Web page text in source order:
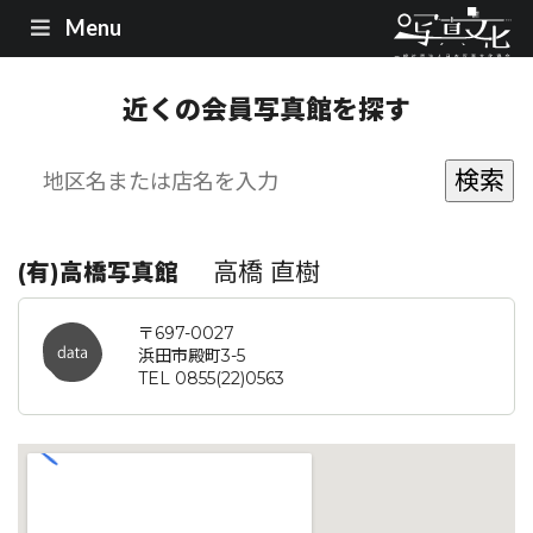
Menu
近くの会員写真館を探す
(有)高橋写真館 高橋 直樹
〒697-0027
浜田市殿町3-5
TEL 0855(22)0563